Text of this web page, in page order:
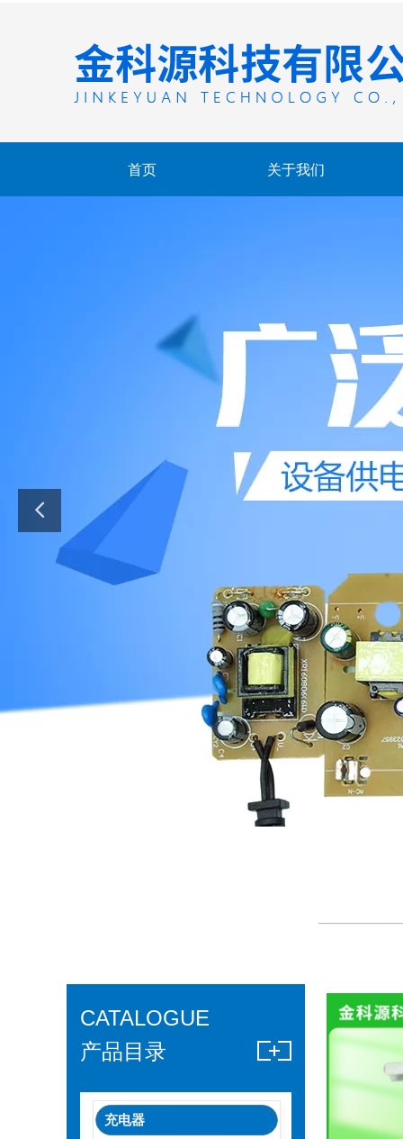
首页 关于我们
充电器
CATALOGUE
产品目录